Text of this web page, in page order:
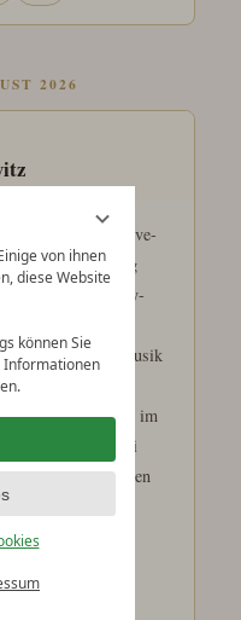
von ihnen
diese Website
können Sie
Informationen
2026
Westerngefühl, Live-
Drei Tage lang
für Country-
Workshops, Musik
Wochenendtrip im
Zinnowitz Juni
findet hier einen
Kurpark sind die
der Strand